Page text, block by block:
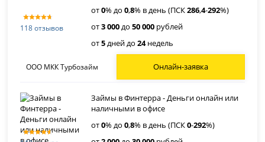
118 отзывов
от0% до0,8% в день (ПСК286,4-292%)
от3 000до50 000 рублей
от5дней до24недель
ООО МКК Турбозайм Онлайн-заявка
Займы в Финтерра - Деньги онлайн или
наличными в офисе
от0% до0,8% в день (ПСК0-292%)